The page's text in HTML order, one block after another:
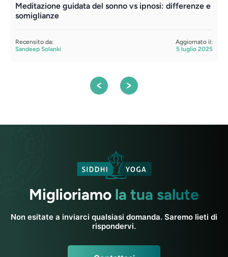
Meditazione guidata del sonno vs ipnosi: differenze e
somiglianze
Recensito da:
Sandeep Solanki
Aggiornato il:
5 luglio 2025
Miglioriamo la tua salute
Non esitate a inviarci qualsiasi domanda. Saremo lieti di
rispondervi.